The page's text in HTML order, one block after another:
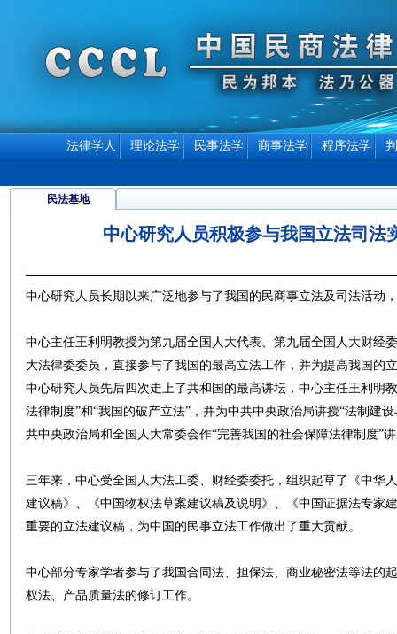
法律学人 理论法学 民事法学 商事法学 程序法学
民法基地
中心研究人员积极参与我国立法司法
中心研究人员长期以来广泛地参与了我国的民商事立法及司法活动
中心主任王利明教授为第九届全国人大代表、第九届全国人大财经
大法律委委员，直接参与了我国的最高立法工作，并为提高我国的
中心研究人员先后四次走上了共和国的最高讲坛，中心主任王利明
法律制度”和“我国的破产立法”，并为中共中央政治局讲授“法制建
共中央政治局和全国人大常委会作“完善我国的社会保障法律制度”
三年来，中心受全国人大法工委、财经委委托，组织起草了《中华
建议稿》、《中国物权法草案建议稿及说明》、《中国证据法专家
重要的立法建议稿，为中国的民事立法工作做出了重大贡献。
中心部分专家学者参与了我国合同法、担保法、商业秘密法等法的
权法、产品质量法的修订工作。